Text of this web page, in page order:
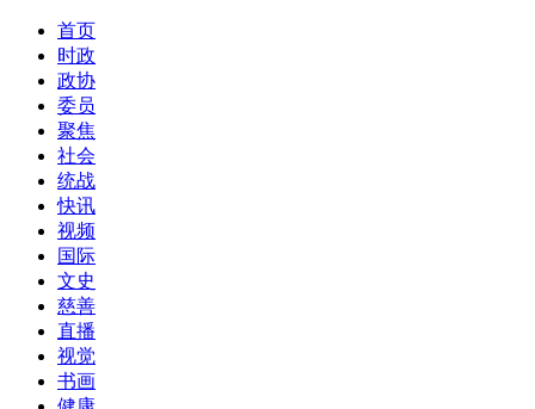
首页
时政
政协
委员
聚焦
社会
统战
快讯
视频
国际
文史
慈善
直播
视觉
书画